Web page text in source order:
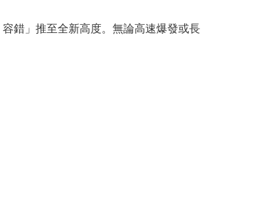
錯」推至全新高度。無論高速爆發或長